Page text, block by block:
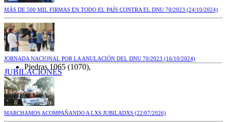
MÁS DE 500 MIL FIRMAS EN TODO EL PAÍS CONTRA EL DNU 70/2023 (24/10/2024)
JORNADA NACIONAL POR LA ANULACIÓN DEL DNU 70/2023 (16/10/2024)
JUBILACIONES
MARCHAMOS ACOMPAÑANDO A LXS JUBILADXS (22/07/2026)
Piedras 1065 (1070),